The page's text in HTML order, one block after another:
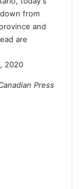
from
and
are
2020
Press